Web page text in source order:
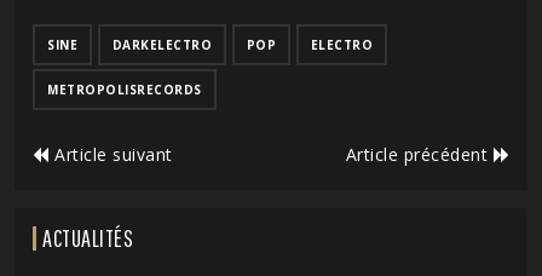
SINE DARKELECTRO POP ELECTRO
METROPOLISRECORDS
Article suivant Article précédent
ACTUALITÉS